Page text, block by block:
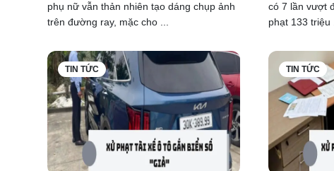
phụ nữ vẫn thản nhiên tạo dáng chụp ảnh
trên đường ray, mặc cho ...
có 7 lần vượt
phạt 133 triệu
TIN TỨC TIN TỨC